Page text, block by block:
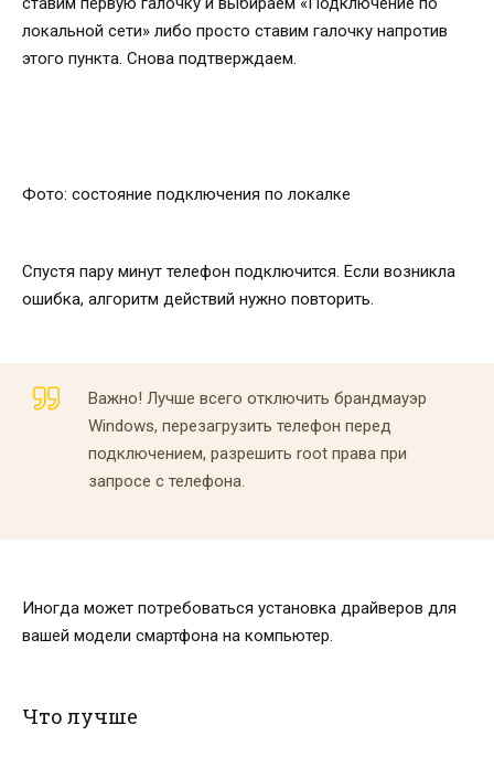
локальной сети» либо просто ставим галочку напротив
этого пункта. Снова подтверждаем.
Фото: состояние подключения по локалке
Спустя пару минут телефон подключится. Если возникла
ошибка, алгоритм действий нужно повторить.
Важно! Лучше всего отключить брандмауэр
Windows, перезагрузить телефон перед
подключением, разрешить root права при
запросе с телефона.
Иногда может потребоваться установка драйверов для
вашей модели смартфона на компьютер.
Что лучше